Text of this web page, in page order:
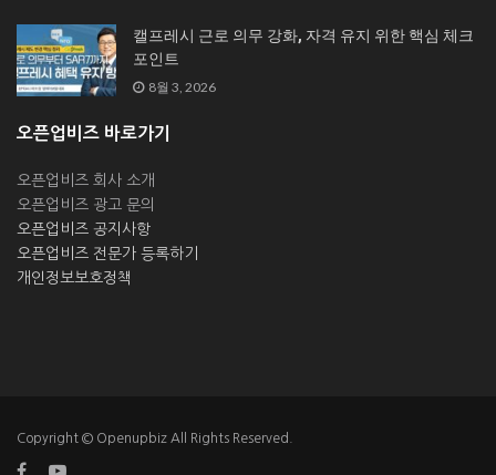
캘프레시 근로 의무 강화, 자격 유지 위한 핵심 체크
포인트
8월 3, 2026
오픈업비즈 바로가기
오픈업비즈 회사 소개
오픈업비즈 광고 문의
오픈업비즈 공지사항
오픈업비즈 전문가 등록하기
개인정보보호정책
Copyright © Openupbiz All Rights Reserved.